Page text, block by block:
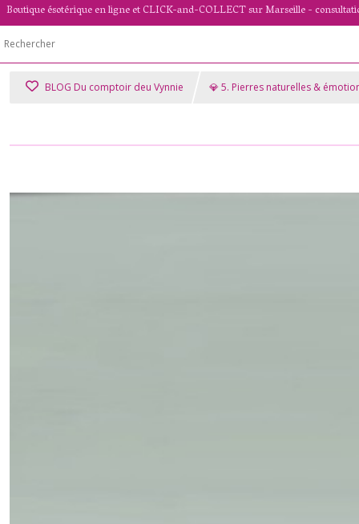
Boutique ésotérique en ligne et CLICK-and-COLLECT sur Marseille -
BLOG Du comptoir deu Vynnie 💎 5. Pierres naturelles &